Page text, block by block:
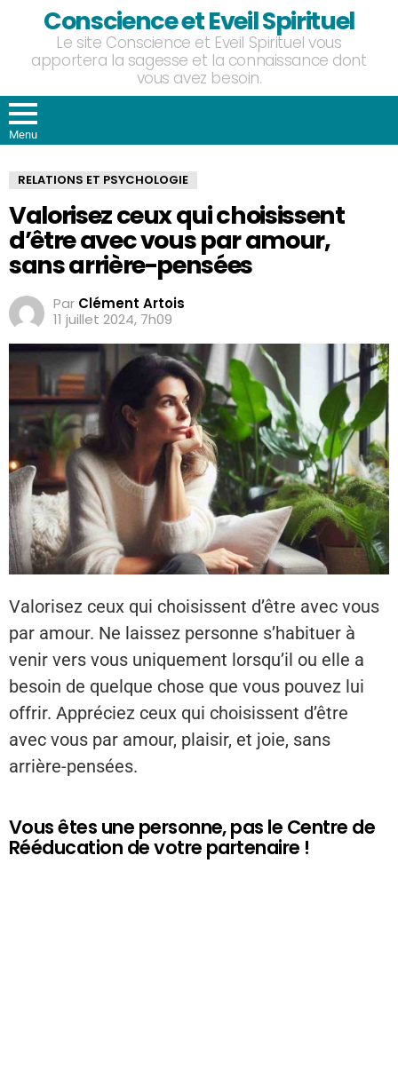
Conscience et Eveil Spirituel
Le site Conscience et Eveil Spirituel vous
apportera la sagesse et la connaissance dont
vous avez besoin.
Menu
RELATIONS ET PSYCHOLOGIE
Valorisez ceux qui choisissent
d’être avec vous par amour,
sans arrière-pensées
Par Clément Artois
11 juillet 2024, 7h09
Valorisez ceux qui choisissent d’être avec vous
par amour. Ne laissez personne s’habituer à
venir vers vous uniquement lorsqu’il ou elle a
besoin de quelque chose que vous pouvez lui
offrir. Appréciez ceux qui choisissent d’être
avec vous par amour, plaisir, et joie, sans
arrière-pensées.
Vous êtes une personne, pas le Centre de
Rééducation de votre partenaire !